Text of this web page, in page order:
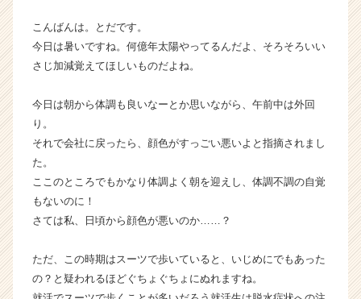
活
サ
イ
チ
キ
ア
h
e
r
こんばんは。とだです。
今日は暑いですね。何億年太陽やってるんだよ、そろそろいい
さじ加減覚えてほしいものだよね。
今日は朝から体調も良いなーとか思いながら、午前中は外回
り。
それで会社に戻ったら、顔色がすっごい悪いよと指摘されまし
た。
ここのところでもかなり体調よく朝を迎えし、体調不調の自覚
もないのに！
さては私、日頃から顔色が悪いのか……？
ただ、この時期はスーツで歩いていると、いじめにでもあった
の？と疑われるほどぐちょぐちょにぬれますね。